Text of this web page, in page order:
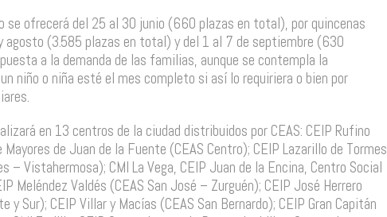
se ofrecerá del 25 al 30 junio (660 plazas en total), por quincenas
agosto (3.585 plazas en total) y del 1 al 7 de septiembre (630
a la demanda de las familias, aunque se contempla la
niño o niña esté el mes completo si así lo requiriera o bien por
en 13 centros de la ciudad distribuidos por CEAS: CEIP Rufino
Mayores de Juan de la Fuente (CEAS Centro); CEIP Lazarillo de Tormes
– Vistahermosa); CMI La Vega, CEIP Juan de la Encina, Centro Social
Meléndez Valdés (CEAS San José – Zurguén); CEIP José Herrero
y Sur); CEIP Villar y Macías (CEAS San Bernardo); CEIP Gran Capitán